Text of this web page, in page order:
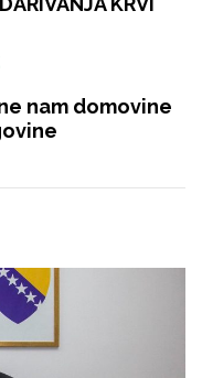
nam domovine